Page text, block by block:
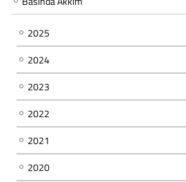
2025
2024
2023
2022
2021
2020